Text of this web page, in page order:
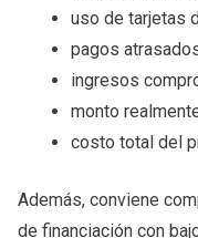
uso de tarjetas
pagos
ingresos
monto
costo total del
Además, conviene
de financiación con